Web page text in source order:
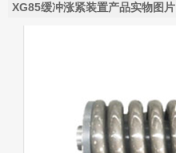
XG85缓冲涨紧装置产品实物图片